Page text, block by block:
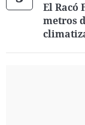
El Racó
metros